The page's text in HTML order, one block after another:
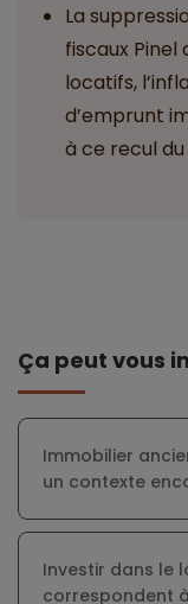
La
fiscaux Pinel
locatifs,
d’emprunt
à ce recul
Ça peut vous
Immobilier
un contexte
Investir dans le
correspondent